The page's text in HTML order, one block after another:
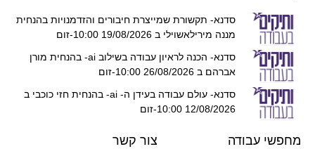
סדנא- תקשורת שמייצרת חיבורים והזדמנויות בהנחית
מננה מירילאשוילי ב 19/08/2026 10:00-זום
סדנא- הכנה לראיון עבודה בשילוב ai- בהנחית מורן
אברהם ב 26/08/2026 10:00-זום
סדנא- עולם עבודה בעידן ה- ai- בהנחית חזי כוכבי ב
12/08/2026 10:00-זום
מחפשי עבודה צור קשר